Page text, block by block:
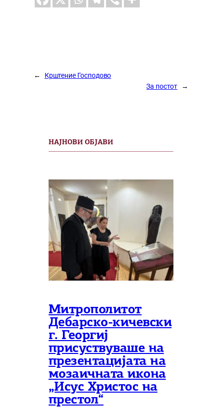
←
Крштение Господово
За постот
→
НАЈНОВИ ОБЈАВИ
Митрополитот
Дебарско-кичевски
г. Георгиј
присуствуваше на
презентацијата на
мозаичната икона
„Исус Христос на
престол“